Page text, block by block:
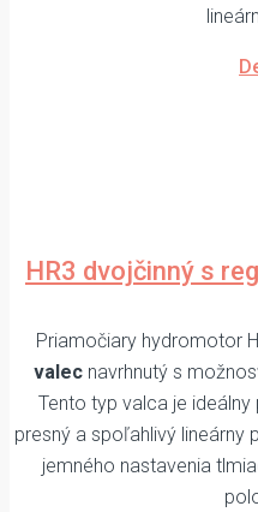
HR3 dvojčinný s
Priamočiary hydromotor
valec navrhnutý s
Tento typ valca je
presný a spoľahlivý lineárny
jemného nastavenia